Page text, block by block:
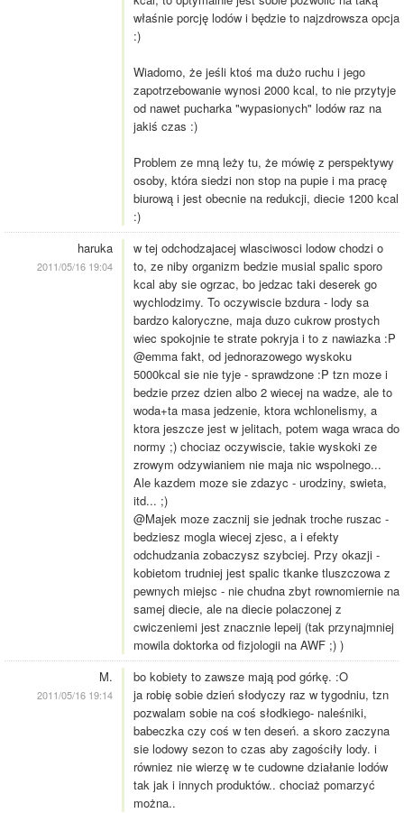
właśnie porcję lodów i będzie to najzdrowsza opcja
:)
Wiadomo, że jeśli ktoś ma dużo ruchu i jego
zapotrzebowanie wynosi 2000 kcal, to nie przytyje
od nawet pucharka "wypasionych" lodów raz na
jakiś czas :)
Problem ze mną leży tu, że mówię z perspektywy
osoby, która siedzi non stop na pupie i ma pracę
biurową i jest obecnie na redukcji, diecie 1200 kcal
:)
haruka
2011/05/16 19:04
w tej odchodzajacej wlasciwosci lodow chodzi o
to, ze niby organizm bedzie musial spalic sporo
kcal aby sie ogrzac, bo jedzac taki deserek go
wychlodzimy. To oczywiscie bzdura - lody sa
bardzo kaloryczne, maja duzo cukrow prostych
wiec spokojnie te strate pokryja i to z nawiazka :P
@emma fakt, od jednorazowego wyskoku
5000kcal sie nie tyje - sprawdzone :P tzn moze i
bedzie przez dzien albo 2 wiecej na wadze, ale to
woda+ta masa jedzenie, ktora wchlonelismy, a
ktora jeszcze jest w jelitach, potem waga wraca do
normy ;) chociaz oczywiscie, takie wyskoki ze
zrowym odzywianiem nie maja nic wspolnego...
Ale kazdem moze sie zdazyc - urodziny, swieta,
itd... ;)
@Majek moze zacznij sie jednak troche ruszac -
bedziesz mogla wiecej zjesc, a i efekty
odchudzania zobaczysz szybciej. Przy okazji -
kobietom trudniej jest spalic tkanke tluszczowa z
pewnych miejsc - nie chudna zbyt rownomiernie na
samej diecie, ale na diecie polaczonej z
cwiczeniemi jest znacznie lepeij (tak przynajmniej
mowila doktorka od fizjologii na AWF ;) )
M.
2011/05/16 19:14
bo kobiety to zawsze mają pod górkę. :O
ja robię sobie dzień słodyczy raz w tygodniu, tzn
pozwalam sobie na coś słodkiego- naleśniki,
babeczka czy coś w ten deseń. a skoro zaczyna
sie lodowy sezon to czas aby zagościły lody. i
równiez nie wierzę w te cudowne działanie lodów
tak jak i innych produktów.. chociaż pomarzyć
można..